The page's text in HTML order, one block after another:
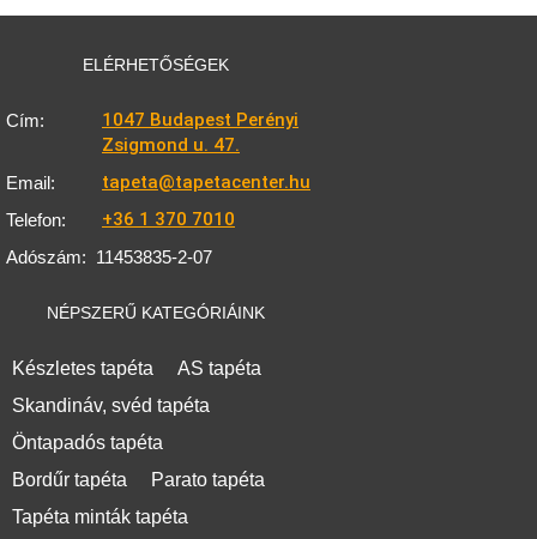
ELÉRHETŐSÉGEK
Cím:
1047 Budapest Perényi
Zsigmond u. 47.
Email: tapeta@tapetacenter.hu
Telefon: +36 1 370 7010
Adószám: 11453835-2-07
NÉPSZERŰ KATEGÓRIÁINK
Készletes tapéta
AS tapéta
Skandináv, svéd tapéta
Öntapadós tapéta
Bordűr tapéta
Parato tapéta
Tapéta minták tapéta